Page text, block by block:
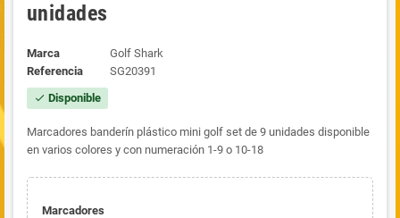
unidades
Marca
Golf Shark
Referencia
SG20391
check Disponible
Marcadores banderín plástico mini golf set de 9 unidades disponible
en varios colores y con numeración 1-9 o 10-18
Marcadores